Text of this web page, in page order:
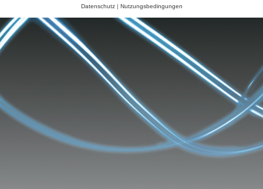
Datenschutz| Nutzungsbedingungen